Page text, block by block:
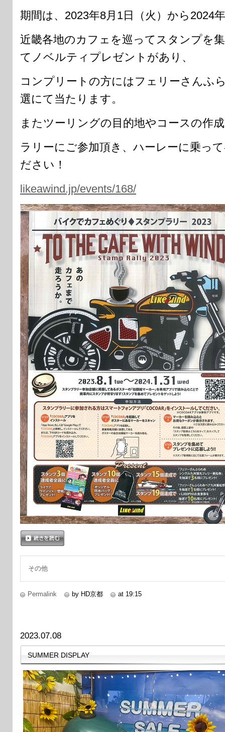
期間は、2023年8月1日（火）から2024
近畿各地のカフェを巡ってスタンプを
てノベルティプレゼントがあり、
コンプリートの方にはフェリーさんふ
選にて当たります。
またツーリングの目的地やコースの作
ラリーにご参加頂き、ハーレーに乗っ
ださい！
likeawind.jp/events/168/
その他
Permalink by HD京都 at 19:15
2023.07.08
SUMMER DISPLAY